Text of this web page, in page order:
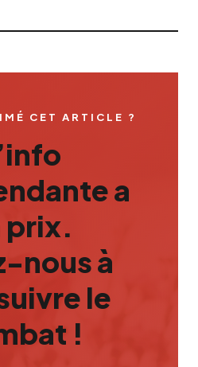
CET ARTICLE ?
a
prix.
nous à
le
!